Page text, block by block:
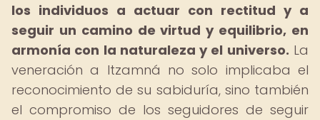
los individuos a actuar con rectitud y a
seguir un camino de virtud y equilibrio, en
armonía con la naturaleza y el universo. La
veneración a Itzamná no solo implicaba el
reconocimiento de su sabiduría, sino también
el compromiso de los seguidores de seguir